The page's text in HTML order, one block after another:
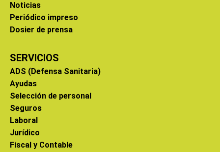
Noticias
Periódico impreso
Dosier de prensa
SERVICIOS
ADS (Defensa Sanitaria)
Ayudas
Selección de personal
Seguros
Laboral
Jurídico
Fiscal y Contable